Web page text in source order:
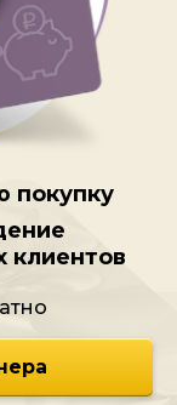
покупку
клиентов